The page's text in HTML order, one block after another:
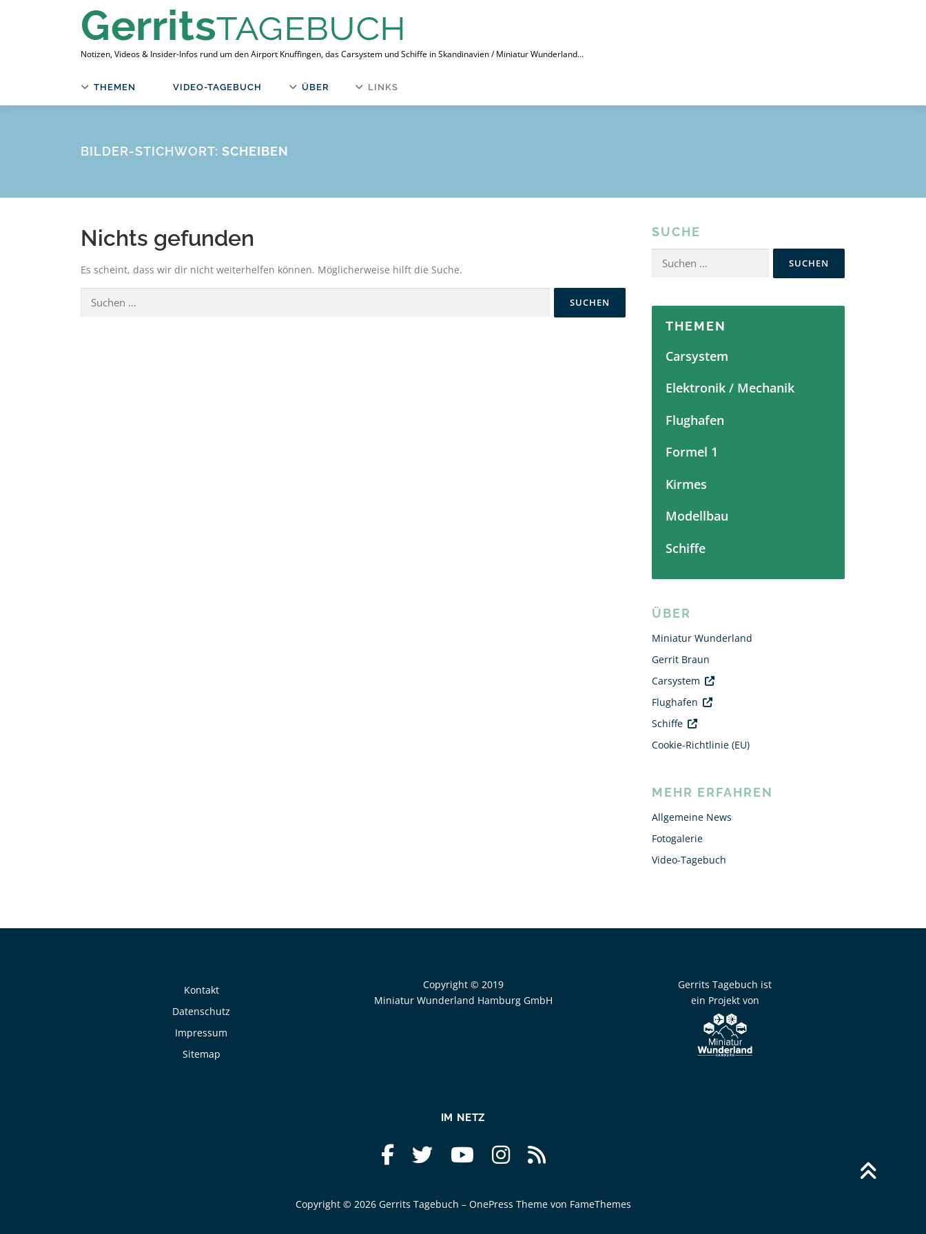
Notizen, Videos & Insider-Infos rund um den Airport Knuffingen, das Carsystem und Schiffe in Skandinavien / Miniatur Wunderland…
THEMEN VIDEO-TAGEBUCH ÜBER LINKS
BILDER-STICHWORT: SCHEIBEN
Nichts gefunden
Es scheint, dass wir dir nicht weiterhelfen können. Möglicherweise hilft die Suche.
Suchen
nach:
SUCHE
Suchen
nach:
THEMEN
Carsystem
Elektronik / Mechanik
Flughafen
Formel 1
Kirmes
Modellbau
Schiffe
ÜBER
Miniatur Wunderland
Gerrit Braun
Carsystem
Flughafen
Schiffe
Cookie-Richtlinie (EU)
MEHR ERFAHREN
Allgemeine News
Fotogalerie
Video-Tagebuch
Kontakt
Datenschutz
Impressum
Sitemap
Copyright © 2019
Miniatur Wunderland Hamburg GmbH
Gerrits Tagebuch ist
ein Projekt von
IM NETZ
Copyright © 2026 Gerrits Tagebuch – OnePress Theme von FameThemes